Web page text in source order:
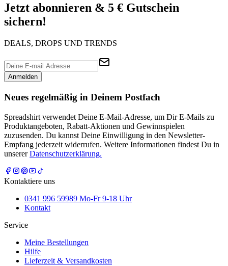
Jetzt abonnieren & 5 € Gutschein
sichern!
DEALS, DROPS UND TRENDS
Anmelden
Neues regelmäßig in Deinem Postfach
Spreadshirt verwendet Deine E-Mail-Adresse, um Dir E-Mails zu
Produktangeboten, Rabatt-Aktionen und Gewinnspielen
zuzusenden. Du kannst Deine Einwilligung in den Newsletter-
Empfang jederzeit widerrufen. Weitere Informationen findest Du in
unsererDatenschutzerklärung.
Kontaktiere uns
0341 996 59989 Mo-Fr 9-18 Uhr
Kontakt
Service
Meine Bestellungen
Hilfe
Lieferzeit & Versandkosten